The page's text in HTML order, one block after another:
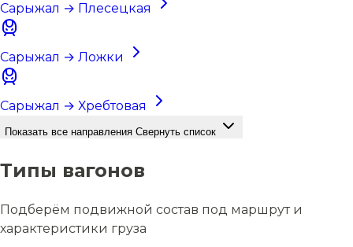
Сарыжал → Плесецкая
Сарыжал → Ложки
Сарыжал → Хребтовая
Показать все направления Свернуть список
Типы вагонов
Подберём подвижной состав под маршрут и
характеристики груза